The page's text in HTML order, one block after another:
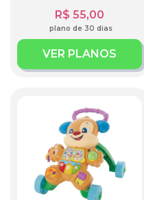
R$ 55,00
plano de 30 dias
VER PLANOS